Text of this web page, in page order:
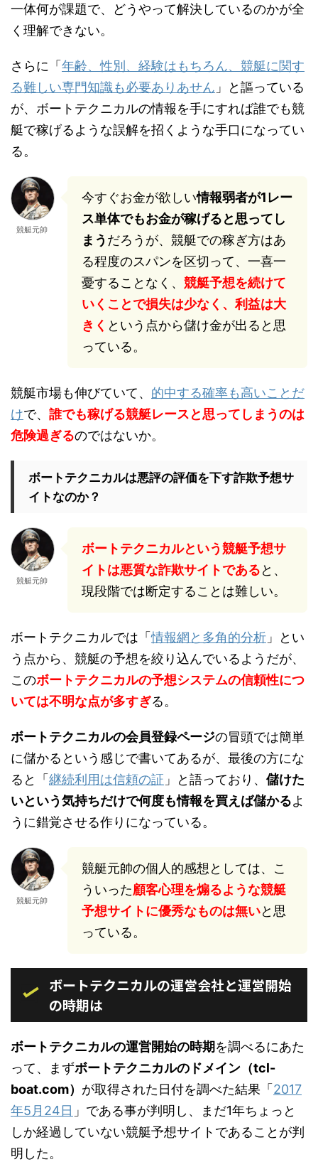
一体何が課題で、どうやって解決しているのかが全
く理解できない。
さらに「年齢、性別、経験はもちろん、競艇に関す
る難しい専門知識も必要ありあせん 」と謳っている
が、ボートテクニカルの情報を手にすれば誰でも競
艇で稼げるような誤解を招くような手口になってい
る。
競艇元帥
今すぐお金が欲しい情報弱者が1レー
ス単体でもお金が稼げると思ってし
まう だろうが、競艇での稼ぎ方はあ
る程度のスパンを区切って、一喜一
憂することなく、 競艇予想を続けて
いくことで損失は少なく、利益は大
きく という点から儲け金が出ると思
っている。
競艇市場も伸びていて、 的中する確率も高いことだ
けで、 誰でも稼げる競艇レースと思ってしまうのは
危険過ぎるのではないか。
ボートテクニカルは悪評の評価を下す詐欺予想サ
イトなのか？
競艇元帥
ボートテクニカルという競艇予想サ
イトは悪質な詐欺サイトであると、
現段階では断定することは難しい。
ボートテクニカルでは「情報網と多角的分析 」とい
う点から、競艇の予想を絞り込んでいるようだが、
このボートテクニカルの予想システムの信頼性につ
いては不明な点が多すぎる。
ボートテクニカルの会員登録ページの冒頭では簡単
に儲かるという感じで書いてあるが、最後の方にな
ると「継続利用は信頼の証 」と語っており、 儲けた
いという気持ちだけで何度も情報を買えば儲かるよ
うに錯覚させる作りになっている。
競艇元帥
競艇元帥の個人的感想としては、こ
ういった顧客心理を煽るような競艇
予想サイトに優秀なものは無いと思
っている。
ボートテクニカルの運営会社と運営開始
の時期は
ボートテクニカルの運営開始の時期を調べるにあた
って、まずボートテクニカルのドメイン（tcl-
boat.com） が取得された日付を調べた結果「 2017
年5月24日 」である事が判明し、まだ1年ちょっと
しか経過していない競艇予想サイトであることが判
明した。